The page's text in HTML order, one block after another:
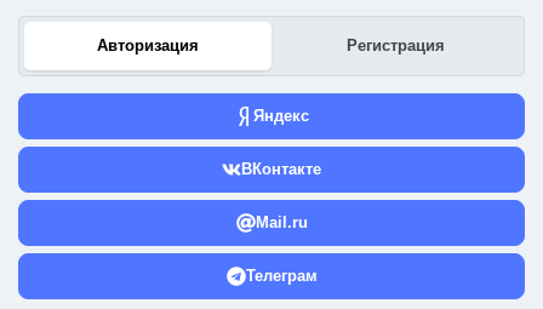
Авторизация Регистрация
Яндекс
ВКонтакте
Mail.ru
Телеграм